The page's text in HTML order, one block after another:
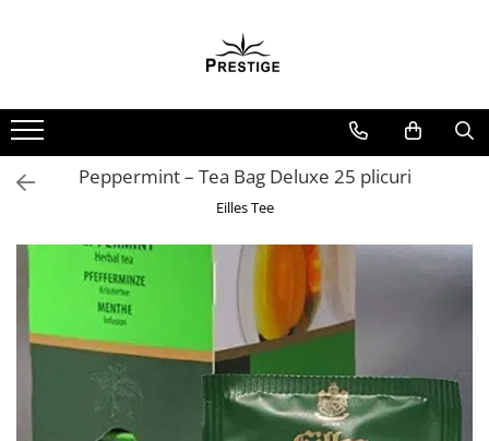
Noutati
Promotii
Pachete Speciale Carti
Arte Divinatorii
Chiromantie
Dezvoltare Spirituala
KidConnection
Minte Corp
Peppermint – Tea Bag Deluxe 25 plicuri
Eilles Tee